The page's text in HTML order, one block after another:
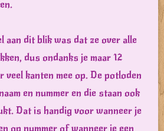
aan dit blik was dat ze over alle
dus ondanks je maar 12
veel kanten mee op. De potloden
en nummer en die staan ook
Dat is handig voor wanneer je